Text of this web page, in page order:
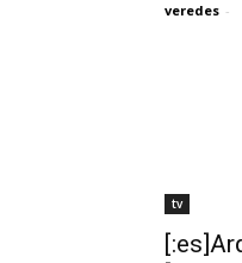
veredes -
tv